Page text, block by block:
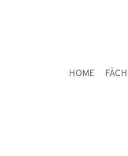
HOME